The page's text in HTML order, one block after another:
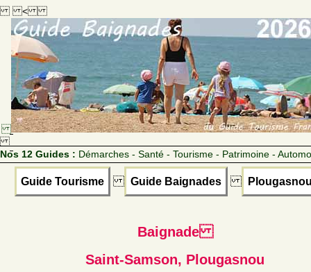
<
Nos 12 Guides : Démarches - Santé - Tourisme - Patrimoine -
Guide Tourisme Guide Baignades
Baignade
Saint-Samson, Plougasnou